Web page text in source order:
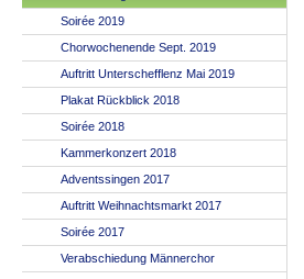
Soirée 2019
Chorwochenende Sept. 2019
Auftritt Unterschefflenz Mai 2019
Plakat Rückblick 2018
Soirée 2018
Kammerkonzert 2018
Adventssingen 2017
Auftritt Weihnachtsmarkt 2017
Soirée 2017
Verabschiedung Männerchor